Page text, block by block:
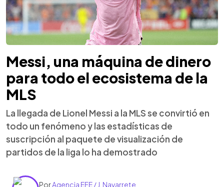
Messi, una máquina de dinero
para todo el ecosistema de la
MLS
La llegada de Lionel Messi a la MLS se convirtió en
todo un fenómeno y las estadísticas de
suscripción al paquete de visualización de
partidos de la liga lo ha demostrado
PorAgencia EFE / J. Navarrete